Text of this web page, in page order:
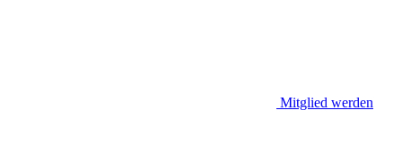
Mitglied werden